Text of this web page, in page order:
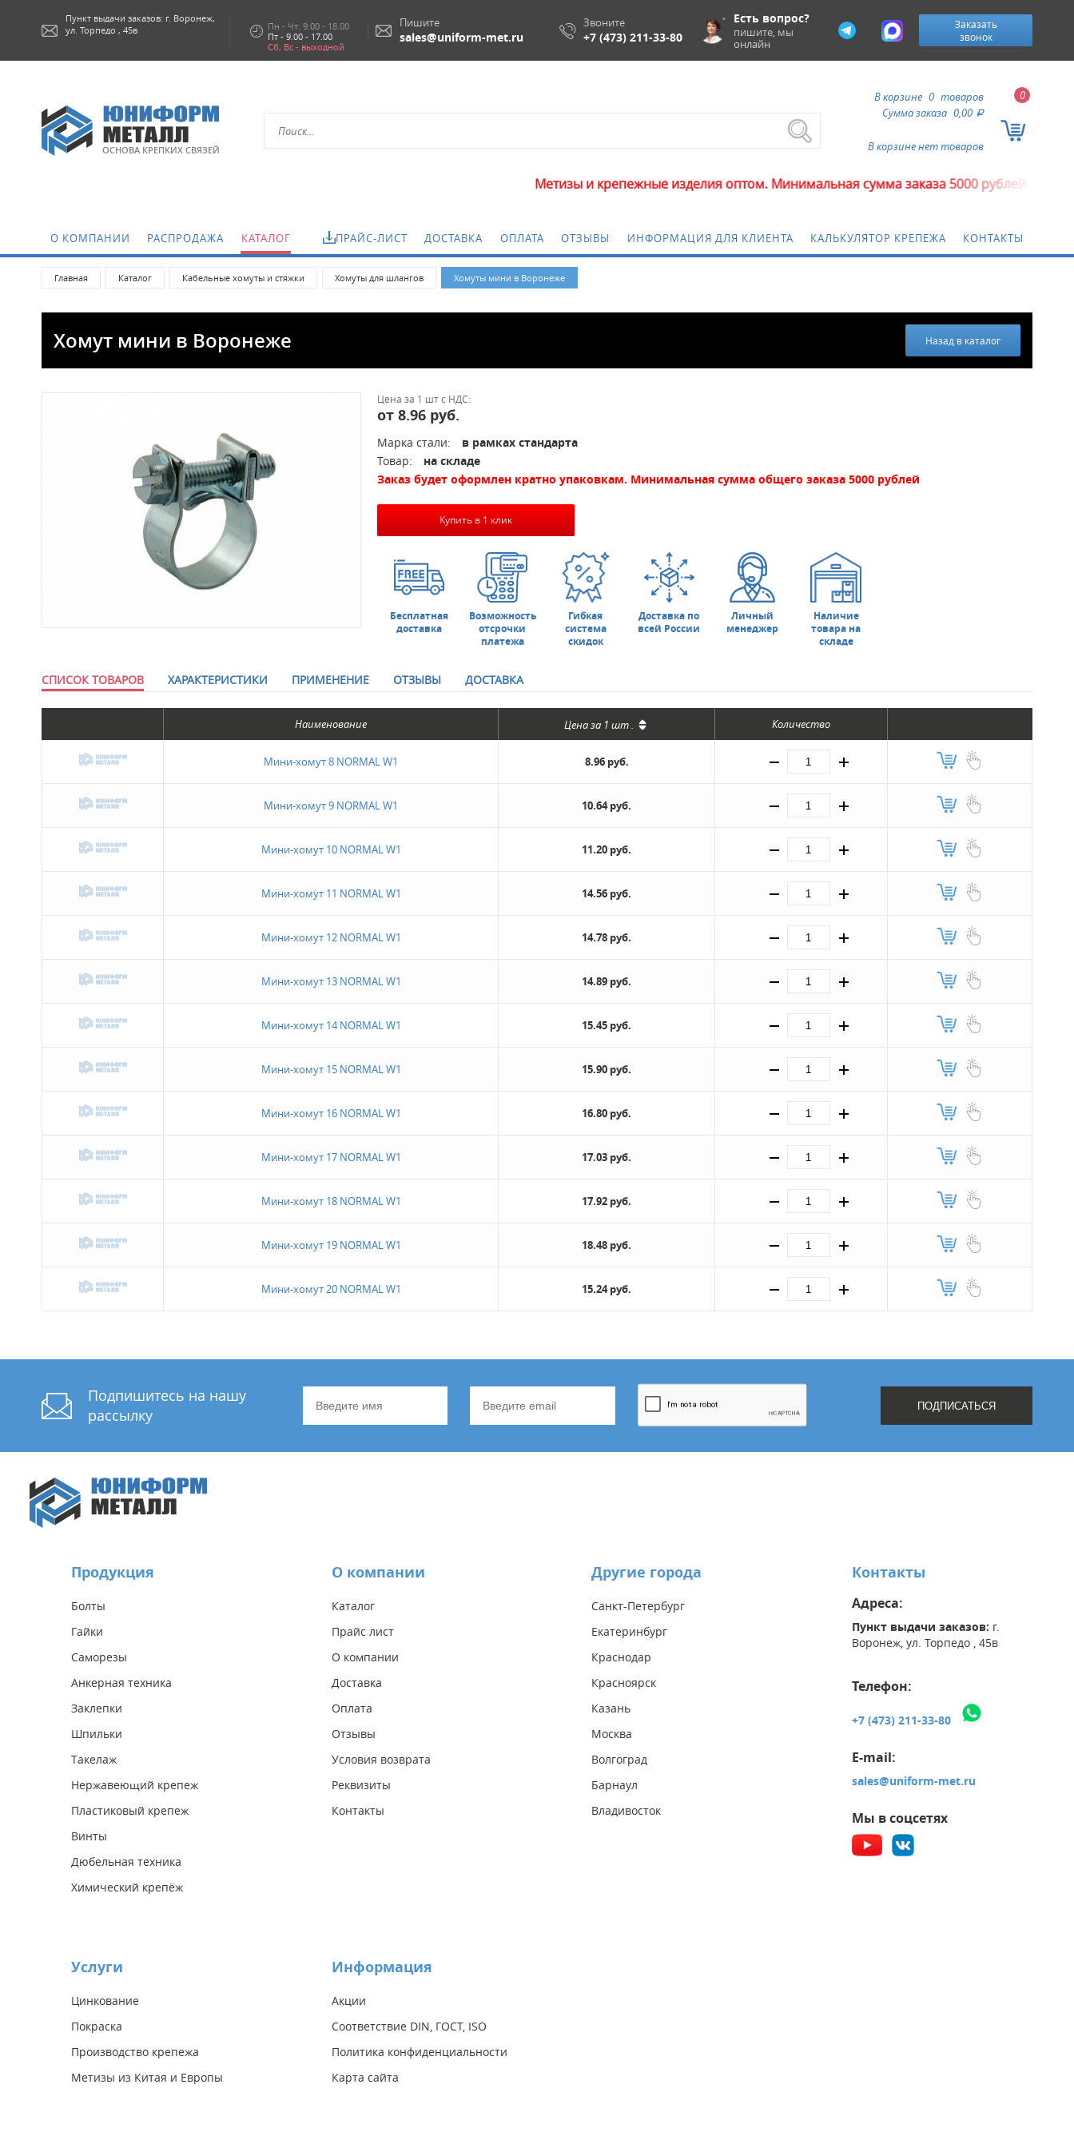
Есть вопрос?
пишите, мы
онлайн
Пункт выдачи заказов: г. Воронеж,
ул. Торпедо , 45в
Пн - Чт: 9.00 - 18.00
Пт - 9.00 - 17.00
Сб, Вс - выходной
Пишите
sales@uniform-met.ru
Звоните
+7 (473) 211-33-80
Заказать
звонок
ОСНОВА КРЕПКИХ СВЯЗЕЙ
0
В корзине 0 товаров
Сумма заказа 0,00 a
В корзине нет товаров
Метизы и крепежные изделия оптом. Минимальная сумма заказа 5000 рублей.
О КОМПАНИИ РАСПРОДАЖА КАТАЛОГ ПРАЙС-ЛИСТ ДОСТАВКА ОПЛАТА ОТЗЫВЫ ИНФОРМАЦИЯ ДЛЯ КЛИЕНТА КАЛЬКУЛЯТОР КРЕПЕЖА КОНТАКТЫ
Главная Каталог Кабельные хомуты и стяжки Хомуты для шлангов Хомуты мини в Воронеже
Хомут мини в Воронеже Назад в каталог
Цена за 1 шт с НДС:
от 8.96 руб.
Марка стали:
в рамках стандарта
Товар:
на складе
Заказ будет оформлен кратно упаковкам. Минимальная сумма общего заказа 5000 рублей
Купить в 1 клик
Бесплатная
доставка
Возможность
отсрочки
платежа
Гибкая
система
скидок
Доставка по
всей России
Личный
менеджер
Наличие
товара на
складе
СПИСОК ТОВАРОВ ХАРАКТЕРИСТИКИ ПРИМЕНЕНИЕ ОТЗЫВЫ ДОСТАВКА
Наименование Цена за 1 шт. Количество
Мини-хомут 8 NORMAL W1 8.96 руб.
Мини-хомут 9 NORMAL W1 10.64 руб.
Мини-хомут 10 NORMAL W1 11.20 руб.
Мини-хомут 11 NORMAL W1 14.56 руб.
Мини-хомут 12 NORMAL W1 14.78 руб.
Мини-хомут 13 NORMAL W1 14.89 руб.
Мини-хомут 14 NORMAL W1 15.45 руб.
Мини-хомут 15 NORMAL W1 15.90 руб.
Мини-хомут 16 NORMAL W1 16.80 руб.
Мини-хомут 17 NORMAL W1 17.03 руб.
Мини-хомут 18 NORMAL W1 17.92 руб.
Мини-хомут 19 NORMAL W1 18.48 руб.
Мини-хомут 20 NORMAL W1 15.24 руб.
Подпишитесь на нашу
рассылку
Продукция
Болты
Гайки
Саморезы
Анкерная техника
Заклепки
Шпильки
Такелаж
Нержавеющий крепеж
Пластиковый крепеж
Винты
Дюбельная техника
Химический крепёж
Услуги
Цинкование
Покраска
Производство крепежа
Метизы из Китая и Европы
О компании
Каталог
Прайс лист
О компании
Доставка
Оплата
Отзывы
Условия возврата
Реквизиты
Контакты
Информация
Акции
Соответствие DIN, ГОСТ, ISO
Политика конфиденциальности
Карта сайта
Другие города
Санкт-Петербург
Екатеринбург
Краснодар
Красноярск
Казань
Москва
Волгоград
Барнаул
Владивосток
Контакты
Адреса:
Пункт выдачи заказов: г.
Воронеж, ул. Торпедо , 45в
Телефон:
+7 (473) 211-33-80
E-mail:
sales@uniform-met.ru
Мы в соцсетях